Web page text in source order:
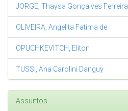
JORGE, Thaysa Gonçalves Ferreira
OLIVEIRA, Angelita Fatima de
OPUCHKEVITCH, Eliton
TUSSI, Ana Carolini Danguy
Assuntos